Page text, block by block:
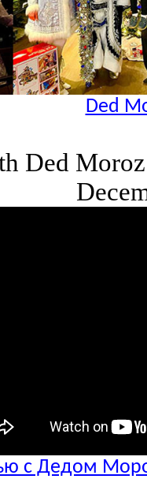
Ded
Ded
с Дедом